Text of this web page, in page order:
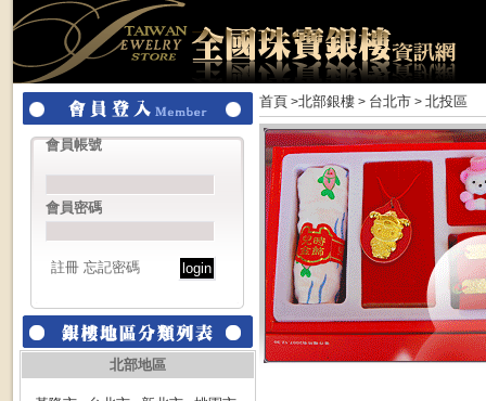
會員帳號
會員密碼
註冊 忘記密碼
北部地區
首頁 >北部銀樓> 台北市> 北投區